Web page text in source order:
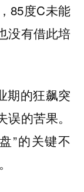
85度C未能
没有借此培
期的狂飙突
的苦果。
”的关键不